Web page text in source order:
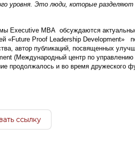
уровня. Это люди, которые
Executive MBA обсуждаются
«Future Proof Leadership Development»
автор публикаций, посвященных
(Международный центр по
продолжалось и во время дружеского
ссылку